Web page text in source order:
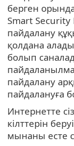
берген
Smart
пайдалану
қолдана
болып
пайдалану
пайдалануға
Интернетте
кілттерін
мынаны есте